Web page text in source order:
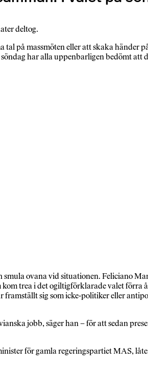
deltog.
på mass­möten eller att skaka händer
har alla uppenbarligen bedömt att
smula ovana vid situationen. Feliciano
trea i det ogiltigförklarade valet förra
sig som icke-politiker eller
jobb, säger han – för att sedan
för gamla regeringspartiet MAS,